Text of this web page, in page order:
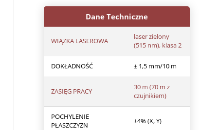
Dane Techniczne
WIĄZKA LASEROWA
laser zielony
(515 nm), klasa 2
DOKŁADNOŚĆ ± 1,5 mm/10 m
ZASIĘG PRACY
30 m (70 m z
czujnikiem)
POCHYLENIE
PŁASZCZYZN
±4% (X, Y)